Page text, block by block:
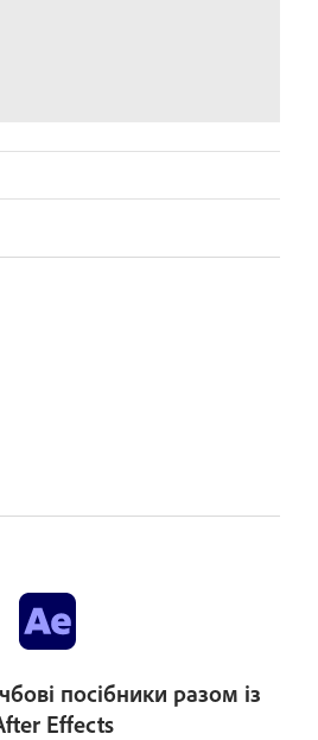
посібники разом із
Effects